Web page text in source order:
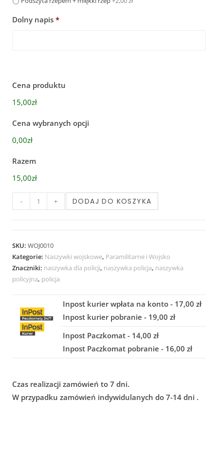
Dolny napis *
Cena produktu
15,00zł
Cena wybranych opcji
0,00zł
Razem
15,00zł
- + DODAJ DO KOSZYKA
SKU: WOJ0010
Kategorie: Naszywki wojskowe, Paramilitarne i Wojsko
Znaczniki: naszywka dla policji, naszywka policja, naszywka
policyjna, policja
Inpost kurier wpłata na konto - 17,00 zł
Inpost kurier pobranie - 19,00 zł
Inpost Paczkomat - 14,00 zł
Inpost Paczkomat pobranie - 16,00 zł
Czas realizacji zamówień to 7 dni.
W przypadku zamówień indywidulanych do 7-14 dni .